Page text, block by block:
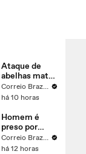
Ataque de
abelhas mata
três cachorros
na Fercal
Correio Braziliense
há 10 horas
Homem é
preso por
furto de
combustível
Correio Braziliense
há 12 horas